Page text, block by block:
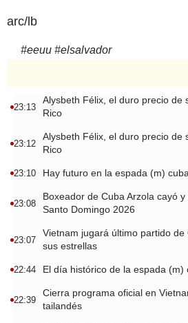
arc/lb
#eeuu #elsalvador
23:13
Alysbeth Félix, el duro precio de
Rico
23:12
Alysbeth Félix, el duro precio de
Rico
23:10 Hay futuro en la espada (m)
23:08
Boxeador de Cuba Arzola cayó
Santo Domingo 2026
23:07
Vietnam jugará último partido
sus estrellas
22:44 El día histórico de la espada (m)
22:39
Cierra programa oficial en
tailandés